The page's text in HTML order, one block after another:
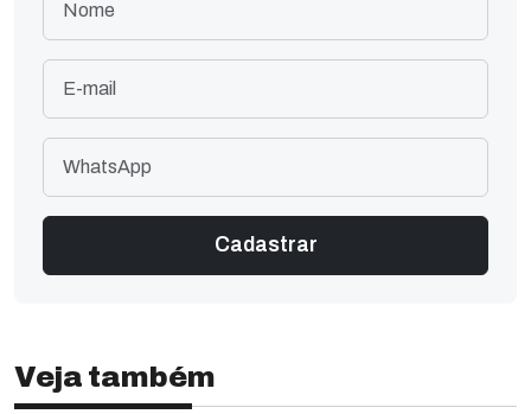
Veja também